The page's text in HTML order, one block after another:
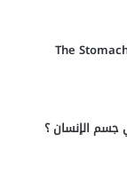
جسم الإنسان ؟